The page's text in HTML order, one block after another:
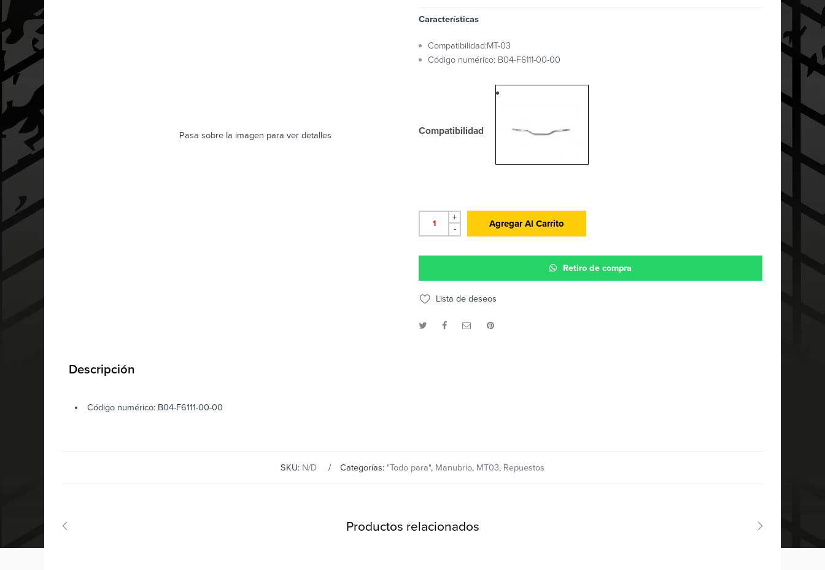
Pasa sobre la imagen para ver detalles
Características
Compatibilidad:MT-03
Código numérico: B04-F6111-00-00
Compatibilidad
+
-
Agregar Al Carrito
Retiro de compra
Lista de deseos
Descripción
Código numérico: B04-F6111-00-00
SKU: N/D Categorías: "Todo para", Manubrio, MT03, Repuestos
Productos relacionados